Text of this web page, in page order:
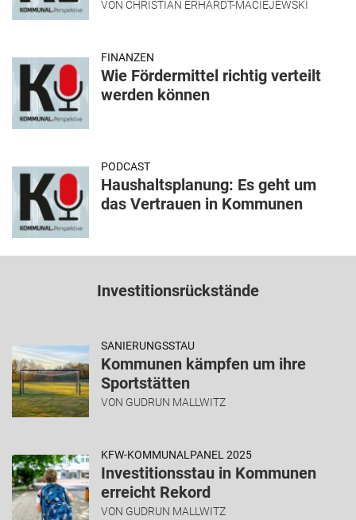
VON CHRISTIAN ERHARDT-MACIEJEWSKI
FINANZEN
Wie Fördermittel richtig verteilt
werden können
PODCAST
Haushaltsplanung: Es geht um
das Vertrauen in Kommunen
Investitionsrückstände
SANIERUNGSSTAU
Kommunen kämpfen um ihre
Sportstätten
VON GUDRUN MALLWITZ
KFW-KOMMUNALPANEL 2025
Investitionsstau in Kommunen
erreicht Rekord
VON GUDRUN MALLWITZ